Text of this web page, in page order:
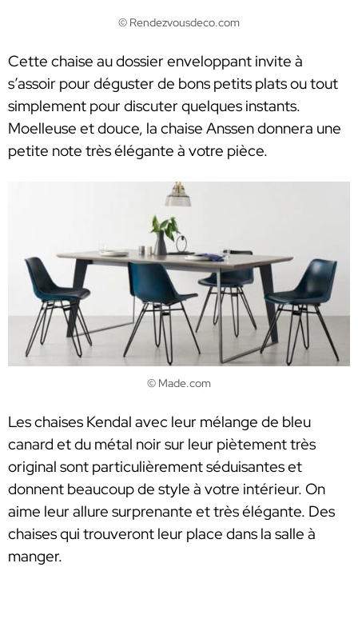
© Rendezvousdeco.com
Cette chaise au dossier enveloppant invite à
s’assoir pour déguster de bons petits plats ou tout
simplement pour discuter quelques instants.
Moelleuse et douce, la chaise Anssen donnera une
petite note très élégante à votre pièce.
© Made.com
Les chaises Kendal avec leur mélange de bleu
canard et du métal noir sur leur piètement très
original sont particulièrement séduisantes et
donnent beaucoup de style à votre intérieur. On
aime leur allure surprenante et très élégante. Des
chaises qui trouveront leur place dans la salle à
manger.